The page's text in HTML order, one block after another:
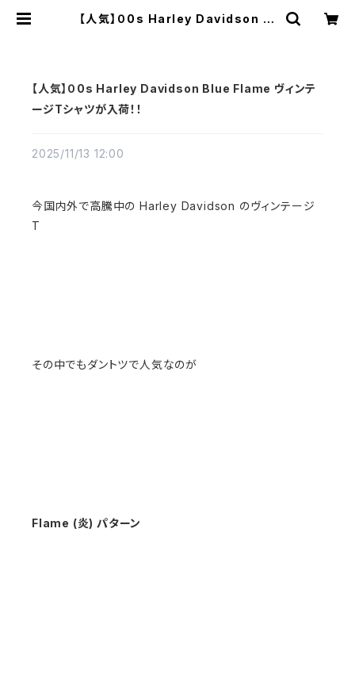
【人気】０0s Harley Davidson Bl
【人気】０0s Harley Davidson Blue Flame ヴィンテ
ージTシャツが入荷！！
2025/11/13 12:00
今国内外で高騰中の Harley Davidson のヴィンテージ
T
その中でもダントツで人気なのが
Flame (炎) パターン